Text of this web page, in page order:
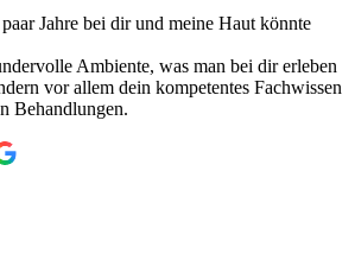
Jahre bei dir und meine Haut könnte
Ambiente, was man bei dir erleben
vor allem dein kompetentes Fachwissen
Behandlungen.